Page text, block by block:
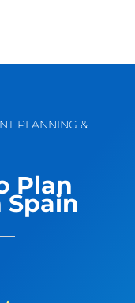
PLANNING &
Plan
Spain